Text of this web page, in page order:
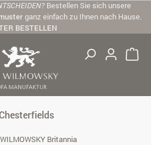
Bestellen Sie sich unsere
ganz einfach zu Ihnen nach Hause.
BESTELLEN
Britannia